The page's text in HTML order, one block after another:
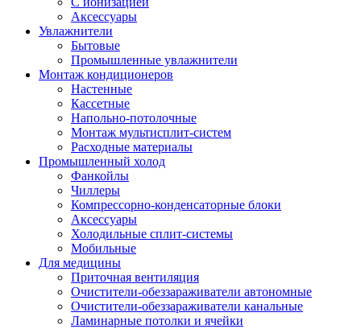
Аксеcсуары
Увлажнители
Бытовые
Промышленные увлажнители
Монтаж кондиционеров
Настенные
Кассетные
Напольно-потолочные
Монтаж мультисплит-систем
Расходные материалы
Промышленный холод
Фанкойлы
Чиллеры
Компрессорно-конденсаторные блоки
Аксессуары
Холодильные сплит-системы
Мобильные
Для медицины
Приточная вентиляция
Очистители-обеззараживатели автономные
Очистители-обеззараживатели канальные
Ламинарные потолки и ячейки